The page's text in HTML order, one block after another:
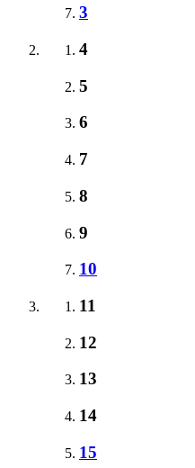
3
4
5
6
7
8
9
10
11
12
13
14
15